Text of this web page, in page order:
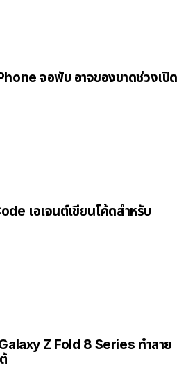
จอพับ อาจของขาดช่วงเปิด
เอเจนต์เขียนโค้ดสำหรับ
Z Fold 8 Series ทำลาย